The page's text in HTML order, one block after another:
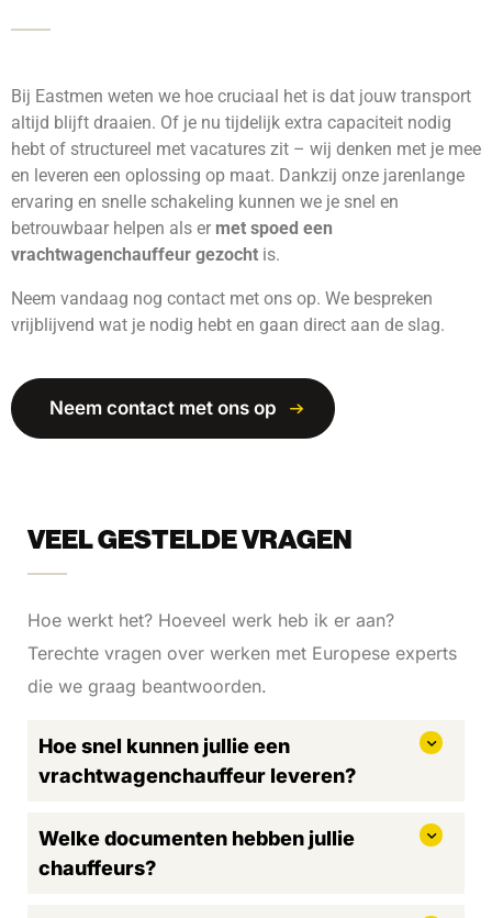
Bij Eastmen weten we hoe cruciaal het is dat jouw transport
altijd blijft draaien. Of je nu tijdelijk extra capaciteit nodig
hebt of structureel met vacatures zit – wij denken met je mee
en leveren een oplossing op maat. Dankzij onze jarenlange
ervaring en snelle schakeling kunnen we je snel en
betrouwbaar helpen als er met spoed een
vrachtwagenchauffeur gezocht is.
Neem vandaag nog contact met ons op. We bespreken
vrijblijvend wat je nodig hebt en gaan direct aan de slag.
Neem contact met ons op
VEEL GESTELDE VRAGEN
Hoe werkt het? Hoeveel werk heb ik er aan?
Terechte vragen over werken met Europese experts
die we graag beantwoorden.
Hoe snel kunnen jullie een
vrachtwagenchauffeur leveren?
Welke documenten hebben jullie
chauffeurs?